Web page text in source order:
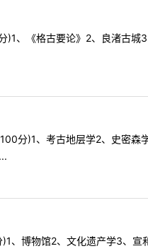
、《格古要论》2、良渚古城3
分)1、考古地层学2、史密森
、博物馆2、文化遗产学3、宣